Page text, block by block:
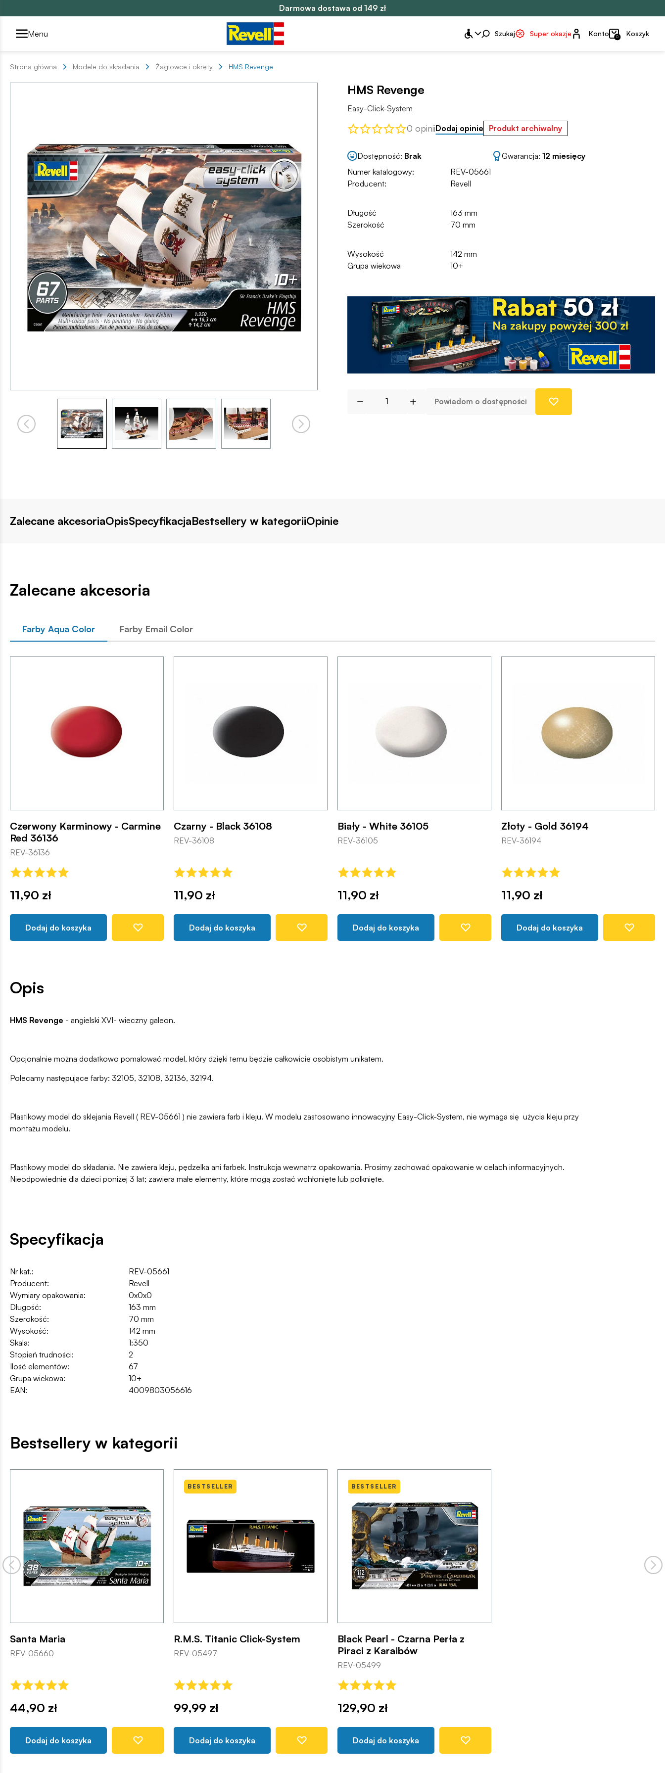
Darmowa dostawa od 149 zł
Przełącznik segmentów2
Menu Szukaj Super okazje Konto
Konto 0 Koszyk
Strona główna Modele do składania Żaglowce i okręty HMS Revenge
HMS Revenge
Easy-Click-System
0 opiniiDodaj opinie Produkt archiwalny
Dostępność: Brak Gwarancja: 12 miesięcy
Numer katalogowy:
REV-05661
Producent:
Revell
Długość
163 mm
Szerokość
70 mm
Wysokość
142 mm
Grupa wiekowa
10+
Powiadom o dostępności
Zalecane akcesoriaOpisSpecyfikacjaBestsellery w kategoriiOpinie
Zalecane akcesoria
Farby Aqua Color Farby Email Color
Czerwony Karminowy - Carmine
Red 36136
REV-36136
11,90 zł
Dodaj do koszyka
Czarny - Black 36108
REV-36108
11,90 zł
Dodaj do koszyka
Biały - White 36105
REV-36105
11,90 zł
Dodaj do koszyka
Złoty - Gold 36194
REV-36194
11,90 zł
Dodaj do koszyka
Opis
HMS Revenge - angielski XVI- wieczny galeon.
Opcjonalnie można dodatkowo pomalować model, który dzięki temu będzie całkowicie osobistym unikatem.
Polecamy następujące farby: 32105, 32108, 32136, 32194.
Plastikowy model do sklejania Revell ( REV-05661 ) nie zawiera farb i kleju. W modelu zastosowano innowacyjny Easy-Click-System, nie wymaga się użycia kleju przy
montażu modelu.
Plastikowy model do składania. Nie zawiera kleju, pędzelka ani farbek. Instrukcja wewnątrz opakowania. Prosimy zachować opakowanie w celach informacyjnych.
Nieodpowiednie dla dzieci poniżej 3 lat; zawiera małe elementy, które mogą zostać wchłonięte lub połknięte.
Specyfikacja
Nr kat.:
REV-05661
Producent:
Revell
Wymiary opakowania:
0x0x0
Długość:
163 mm
Szerokość:
70 mm
Wysokość:
142 mm
Skala:
1:350
Stopień trudności:
2
Ilość elementów:
67
Grupa wiekowa:
10+
EAN:
4009803056616
Bestsellery w kategorii
Santa Maria
REV-05660
44,90 zł
Dodaj do koszyka
BESTSELLER
R.M.S. Titanic Click-System
REV-05497
99,99 zł
Dodaj do koszyka
BESTSELLER
Black Pearl - Czarna Perła z
Piraci z Karaibów
REV-05499
129,90 zł
Dodaj do koszyka